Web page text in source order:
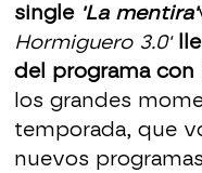
single 'La mentira'
Hormiguero 3.0'
del programa con
los grandes
temporada, que
nuevos